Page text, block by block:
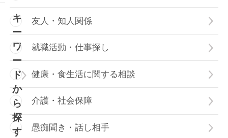
キ
ー
ワ
ー
ド
か
ら
探
す
友人・知人関係
就職活動・仕事探し
健康・食生活に関する相談
介護・社会保障
愚痴聞き・話し相手